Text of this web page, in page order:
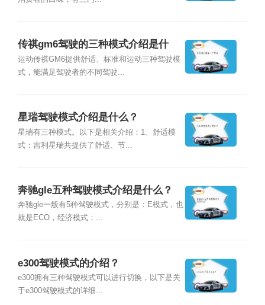
传祺gm6驾驶的三种模式介绍是什
么？
运动传祺GM6提供舒适、标准和运动三种驾驶模
式，能满足驾驶者的不同驾驶...
星瑞驾驶模式介绍是什么？
星瑞有三种模式。以下是相关介绍：1、舒适模
式：吉利星瑞共提供了舒适、节...
奔驰gle五种驾驶模式介绍是什么？
奔驰gle一般有5种驾驶模式，分别是：E模式，也
就是ECO，经济模式；...
e300驾驶模式的介绍？
e300拥有三种驾驶模式可以进行切换，以下是关
于e300驾驶模式的详细...